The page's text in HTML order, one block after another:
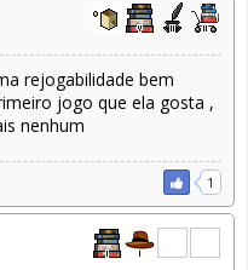
rejogabilidade bem
jogo que ela gosta ,
nenhum
1